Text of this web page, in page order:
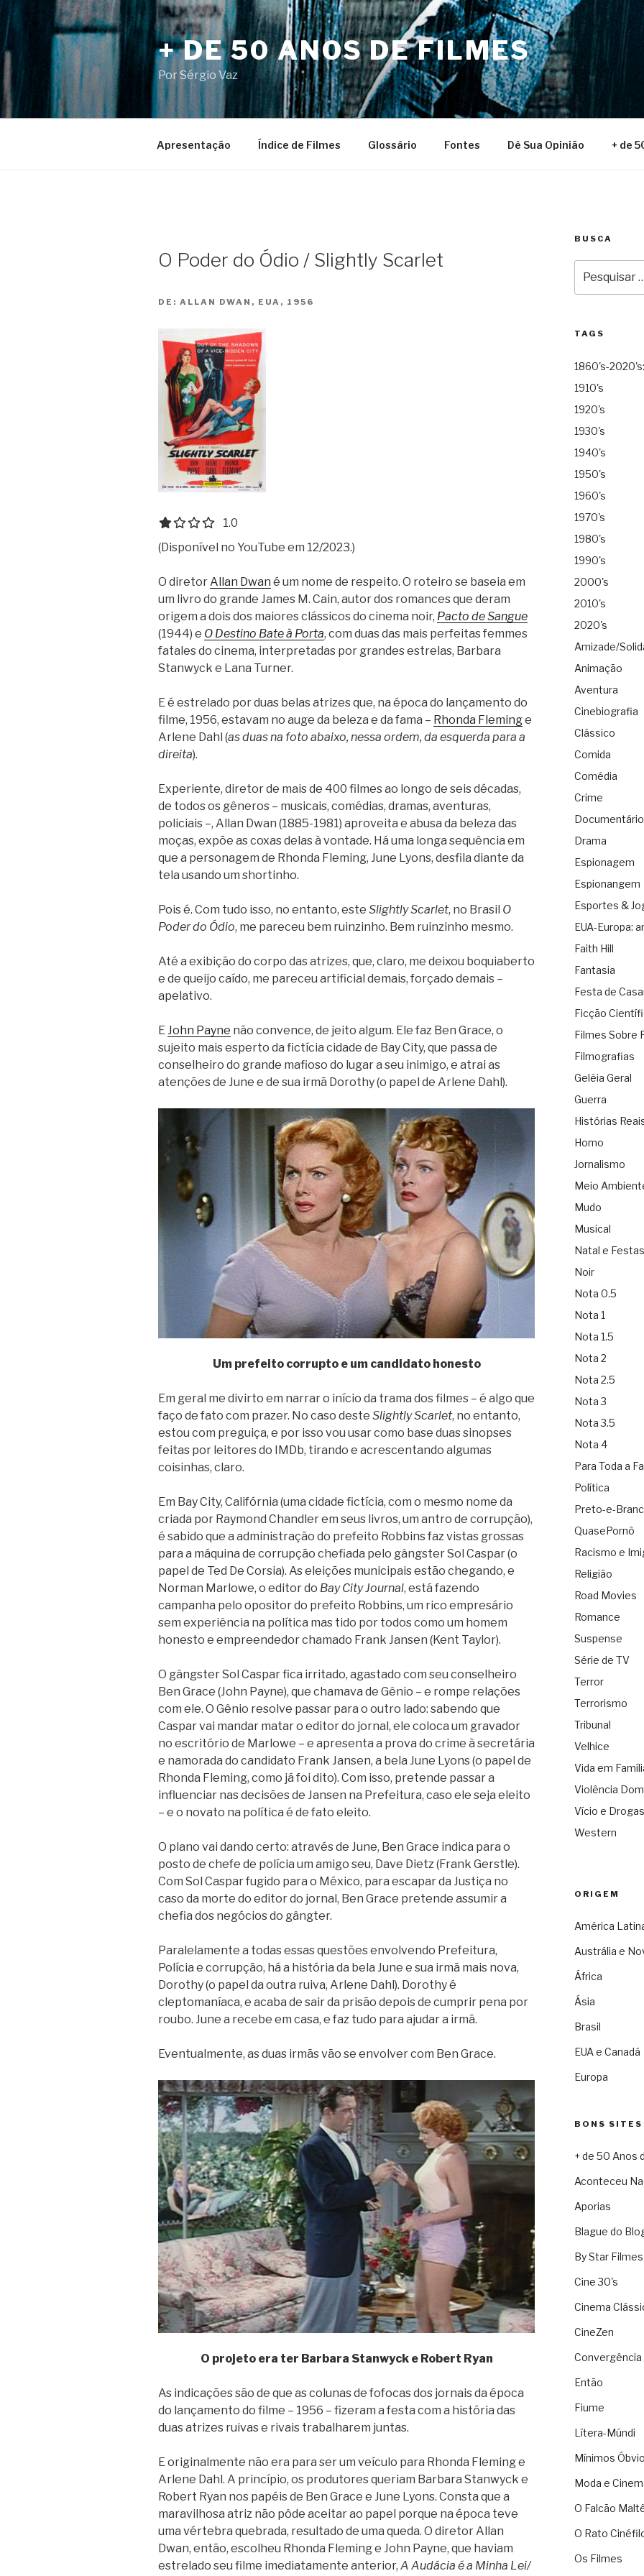
para
o
conteúdo
+ DE 50 ANOS DE FILMES
Por Sérgio Vaz
Apresentação Índice de Filmes Glossário Fontes Dê Sua Opinião + de
O Poder do Ódio / Slightly Scarlet
DE: ALLAN DWAN, EUA, 1956
1.0 out of 5.0 stars
1.0
(Disponível no YouTube em 12/2023.)
O diretor Allan Dwan é um nome de respeito. O roteiro se baseia em
um livro do grande James M. Cain, autor dos romances que deram
origem a dois dos maiores clássicos do cinema noir, Pacto de Sangue
(1944) e O Destino Bate à Porta, com duas das mais perfeitas femmes
fatales do cinema, interpretadas por grandes estrelas, Barbara
Stanwyck e Lana Turner.
E é estrelado por duas belas atrizes que, na época do lançamento do
filme, 1956, estavam no auge da beleza e da fama – Rhonda Fleminge
Arlene Dahl (as duas na foto abaixo, nessa ordem, da esquerda para a
direita).
Experiente, diretor de mais de 400 filmes ao longo de seis décadas,
de todos os gêneros – musicais, comédias, dramas, aventuras,
policiais –, Allan Dwan (1885-1981) aproveita e abusa da beleza das
moças, expõe as coxas delas à vontade. Há uma longa sequência em
que a personagem de Rhonda Fleming, June Lyons, desfila diante da
tela usando um shortinho.
Pois é. Com tudo isso, no entanto, este Slightly Scarlet, no Brasil O
Poder do Ódio, me pareceu bem ruinzinho. Bem ruinzinho mesmo.
Até a exibição do corpo das atrizes, que, claro, me deixou boquiaberto
e de queijo caído, me pareceu artificial demais, forçado demais –
apelativo.
E John Payne não convence, de jeito algum. Ele faz Ben Grace, o
sujeito mais esperto da fictícia cidade de Bay City, que passa de
conselheiro do grande mafioso do lugar a seu inimigo, e atrai as
atenções de June e de sua irmã Dorothy (o papel de Arlene Dahl).
Um prefeito corrupto e um candidato honesto
Em geral me divirto em narrar o início da trama dos filmes – é algo que
faço de fato com prazer. No caso deste Slightly Scarlet, no entanto,
estou com preguiça, e por isso vou usar como base duas sinopses
feitas por leitores do IMDb, tirando e acrescentando algumas
coisinhas, claro.
Em Bay City, Califórnia (uma cidade fictícia, com o mesmo nome da
criada por Raymond Chandler em seus livros, um antro de corrupção),
é sabido que a administração do prefeito Robbins faz vistas grossas
para a máquina de corrupção chefiada pelo gângster Sol Caspar (o
papel de Ted De Corsia). As eleições municipais estão chegando, e
Norman Marlowe, o editor do Bay City Journal, está fazendo
campanha pelo opositor do prefeito Robbins, um rico empresário
sem experiência na política mas tido por todos como um homem
honesto e empreendedor chamado Frank Jansen (Kent Taylor).
O gângster Sol Caspar fica irritado, agastado com seu conselheiro
Ben Grace (John Payne), que chamava de Gênio – e rompe relações
com ele. O Gênio resolve passar para o outro lado: sabendo que
Caspar vai mandar matar o editor do jornal, ele coloca um gravador
no escritório de Marlowe – e apresenta a prova do crime à secretária
e namorada do candidato Frank Jansen, a bela June Lyons (o papel de
Rhonda Fleming, como já foi dito). Com isso, pretende passar a
influenciar nas decisões de Jansen na Prefeitura, caso ele seja eleito
– e o novato na política é de fato eleito.
O plano vai dando certo: através de June, Ben Grace indica para o
posto de chefe de polícia um amigo seu, Dave Dietz (Frank Gerstle).
Com Sol Caspar fugido para o México, para escapar da Justiça no
caso da morte do editor do jornal, Ben Grace pretende assumir a
chefia dos negócios do gângter.
Paralelamente a todas essas questões envolvendo Prefeitura,
Polícia e corrupção, há a história da bela June e sua irmã mais nova,
Dorothy (o papel da outra ruiva, Arlene Dahl). Dorothy é
cleptomaníaca, e acaba de sair da prisão depois de cumprir pena por
roubo. June a recebe em casa, e faz tudo para ajudar a irmã.
Eventualmente, as duas irmãs vão se envolver com Ben Grace.
O projeto era ter Barbara Stanwyck e Robert Ryan
As indicações são de que as colunas de fofocas dos jornais da época
do lançamento do filme – 1956 – fizeram a festa com a história das
duas atrizes ruivas e rivais trabalharem juntas.
E originalmente não era para ser um veículo para Rhonda Fleming e
Arlene Dahl. A princípio, os produtores queriam Barbara Stanwyck e
Robert Ryan nos papéis de Ben Grace e June Lyons. Consta que a
maravilhosa atriz não pôde aceitar ao papel porque na época teve
uma vértebra quebrada, resultado de uma queda. O diretor Allan
Dwan, então, escolheu Rhonda Fleming e John Payne, que haviam
estrelado seu filme imediatamente anterior, A Audácia é a Minha Lei/
BUSCA
por:
TAGS
1860's-
1910's
1920's
1930's
1940's
1950's
1960's
1970's
1980's
1990's
2000's
2010's
2020's
Amizade/
Animação
Aventura
Cinebiografia
Clássico
Comida
Comédia
Crime
Documentário
Drama
Espionagem
Espionangem
Esportes &
EUA-Europa:
Faith Hill
Fantasia
Festa de
Ficção
Filmes Sobre
Filmografias
Geléia Geral
Guerra
Histórias
Homo
Jornalismo
Meio
Mudo
Musical
Natal e Festas
Noir
Nota 0.5
Nota 1
Nota 1.5
Nota 2
Nota 2.5
Nota 3
Nota 3.5
Nota 4
Para Toda a
Política
Preto-e-
QuasePornô
Racismo e
Religião
Road Movies
Romance
Suspense
Série de TV
Terror
Terrorismo
Tribunal
Velhice
Vida em
Violência
Vício e Drogas
Western
ORIGEM
América
Austrália e
África
Ásia
Brasil
EUA e Canadá
Europa
BONS SITES
+ de 50 Anos
Aconteceu
Aporias
Blague do
By Star Filmes
Cine 30's
Cinema
CineZen
Convergência
Então
Fiume
Lítera-Múndi
Mínimos
Moda e
O Falcão
O Rato
Os Filmes